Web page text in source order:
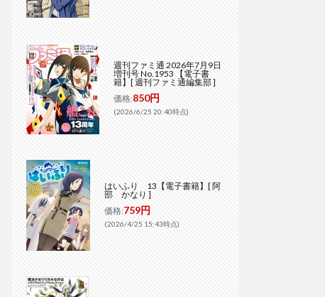
週刊ファミ通 2026年7月9日
増刊号 No.1953 【電子書
籍】[ 週刊ファミ通編集部 ]
価格:850円
(2026/6/25 20:40時点)
はいふり 13【電子書籍】[ 阿
部 かなり ]
価格:759円
(2026/4/25 15:43時点)